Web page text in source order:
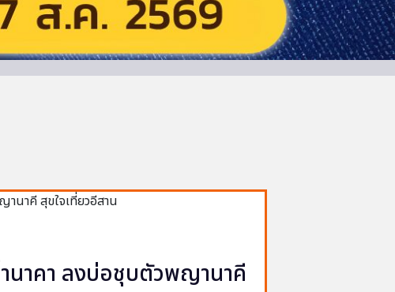
นาคา ลงบ่อชุบตัวพญานาคี